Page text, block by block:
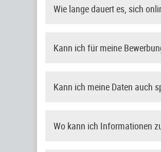
Wie lange dauert es, sich
Kann ich für meine
Kann ich meine Daten auch
Wo kann ich Informationen